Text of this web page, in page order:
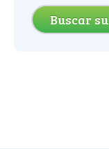
Buscar